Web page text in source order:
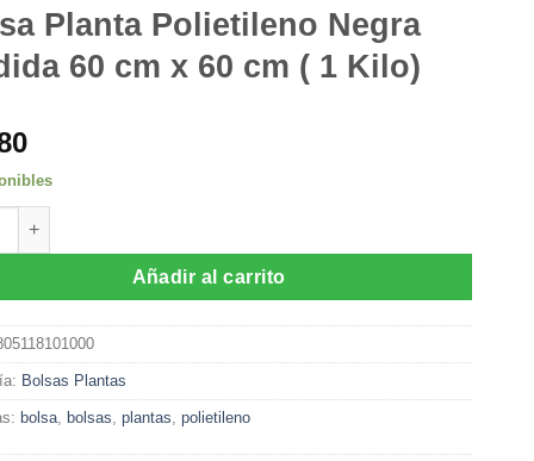
Planta Polietileno Negra
60 cm x 60 cm ( 1 Kilo)
Polietileno Negra medida 60 cm x 60 cm ( 1 Kilo) cantidad
Añadir al carrito
Bolsas Plantas
bolsa bolsas plantas polietileno